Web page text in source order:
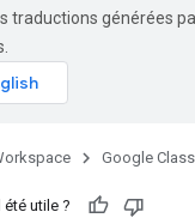
traductions générées
Google
utile ?